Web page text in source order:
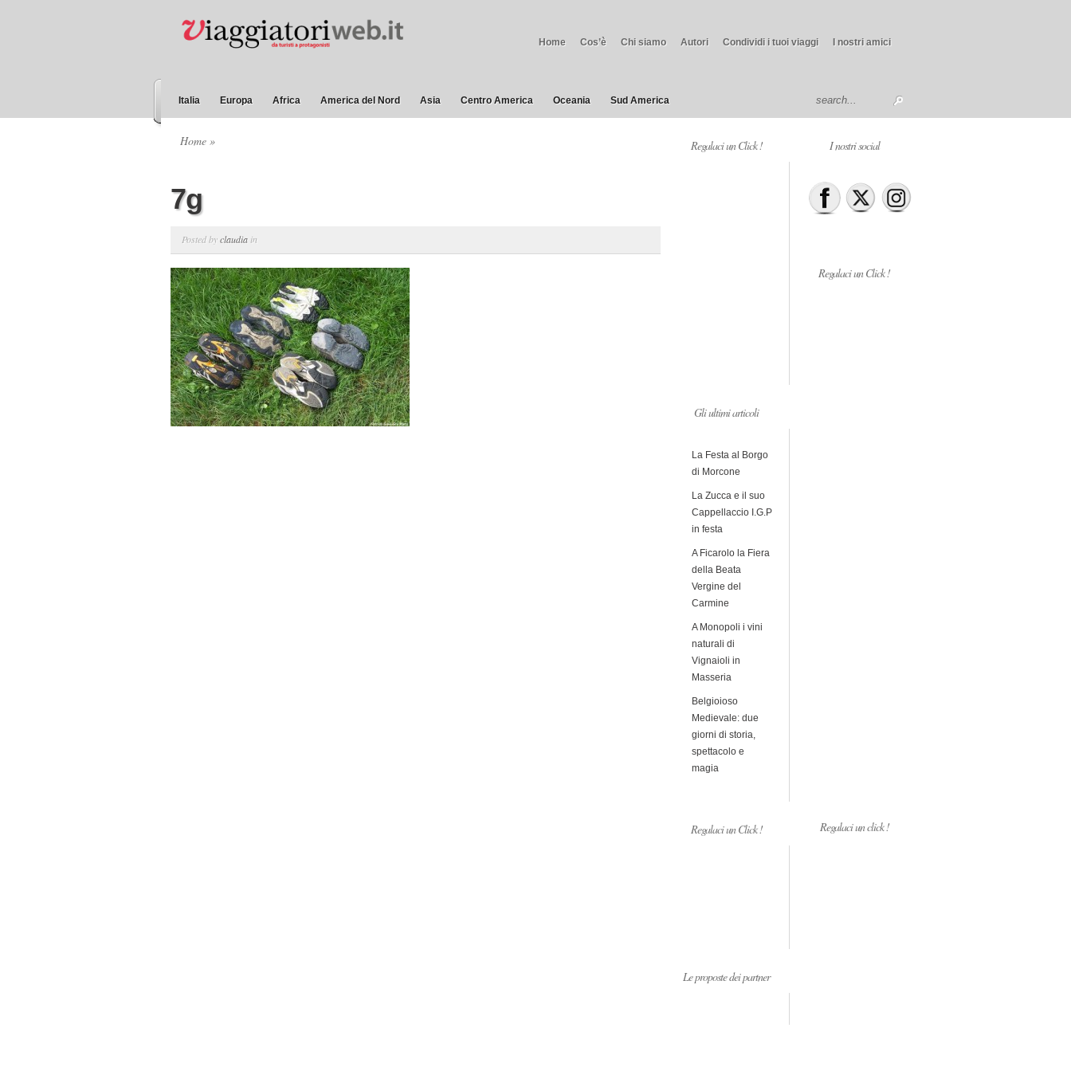
Home Cos’è Chi siamo Autori Condividi i tuoi viaggi I nostri amici
Italia Europa Africa America del Nord Asia Centro America Oceania Sud America
Home »
7g
Posted byclaudia in
Regalaci un Click !
Gli ultimi articoli
La Festa al Borgo
di Morcone
La Zucca e il suo
Cappellaccio I.G.P
in festa
A Ficarolo la Fiera
della Beata
Vergine del
Carmine
A Monopoli i vini
naturali di
Vignaioli in
Masseria
Belgioioso
Medievale: due
giorni di storia,
spettacolo e
magia
Regalaci un Click !
Le proposte dei partner
I nostri social
Regalaci un Click !
Regalaci un click !